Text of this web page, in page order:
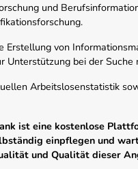
und
Erstellung von
Unterstützung bei der
Arbeitslosenstatistik
ist eine kostenlose
einpflegen und
und Qualität dieser